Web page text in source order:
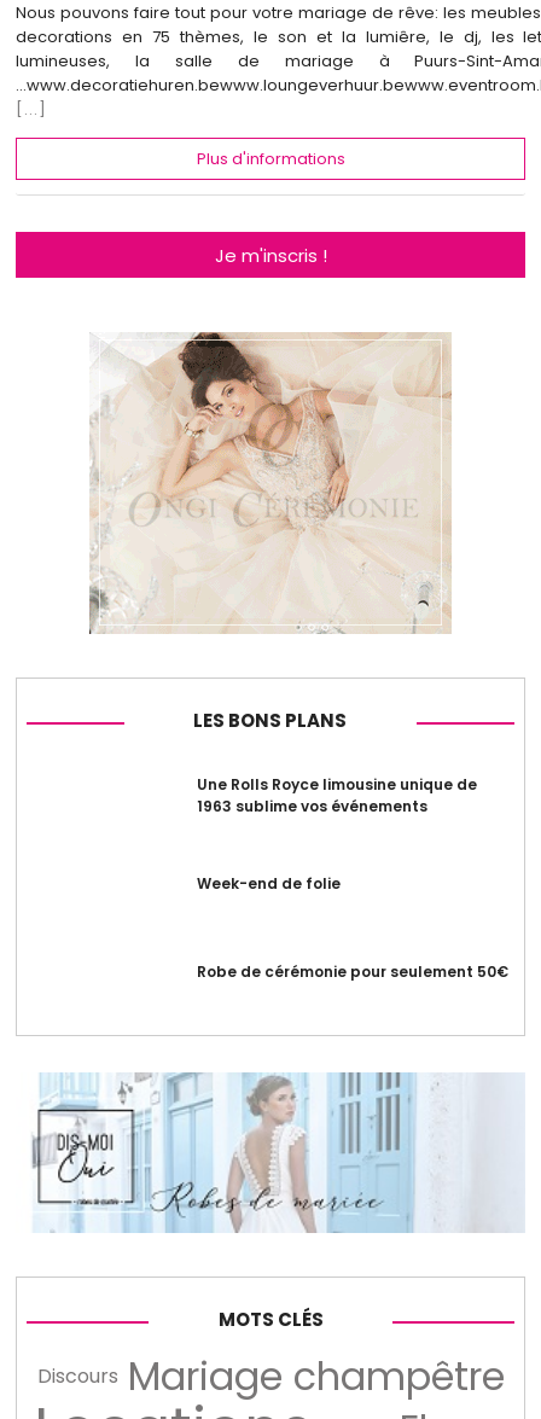
Nous pouvons faire tout pour votre mariage de rêve: les
decorations en 75 thèmes, le son et la lumiêre, le dj, les
lumineuses, la salle de mariage à Puurs-Sint-
[...]
Plus d'informations
Je m'inscris !
LES BONS PLANS
Une Rolls Royce limousine unique de
1963 sublime vos événements
Week-end de folie
Robe de cérémonie pour seulement 50€
MOTS CLÉS
Discours Mariage champêtre